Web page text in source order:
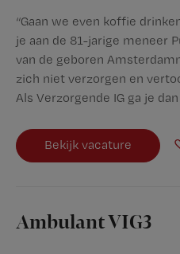
“Gaan we even koffie
je aan de 81-jarige meneer
van de geboren
zich niet verzorgen en
Als Verzorgende IG ga je
Bekijk vacature
Ambulant VIG3